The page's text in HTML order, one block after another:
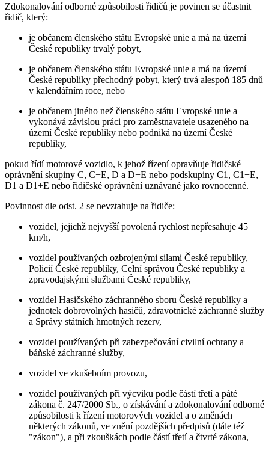
Zdokonalování odborné způsobilosti řidičů je povinen se účastnit
řidič, který:
je občanem členského státu Evropské unie a má na území
České republiky trvalý pobyt,
je občanem členského státu Evropské unie a má na území
České republiky přechodný pobyt, který trvá alespoň 185 dnů
v kalendářním roce, nebo
je občanem jiného než členského státu Evropské unie a
vykonává závislou práci pro zaměstnavatele usazeného na
území České republiky nebo podniká na území České
republiky,
pokud řídí motorové vozidlo, k jehož řízení opravňuje řidičské
oprávnění skupiny C, C+E, D a D+E nebo podskupiny C1, C1+E,
D1 a D1+E nebo řidičské oprávnění uznávané jako rovnocenné.
Povinnost dle odst. 2 se nevztahuje na řidiče:
vozidel, jejichž nejvyšší povolená rychlost nepřesahuje 45
km/h,
vozidel používaných ozbrojenými silami České republiky,
Policií České republiky, Celní správou České republiky a
zpravodajskými službami České republiky,
vozidel Hasičského záchranného sboru České republiky a
jednotek dobrovolných hasičů, zdravotnické záchranné služby
a Správy státních hmotných rezerv,
vozidel používaných při zabezpečování civilní ochrany a
báňské záchranné služby,
vozidel ve zkušebním provozu,
vozidel používaných při výcviku podle částí třetí a páté
zákona č. 247/2000 Sb., o získávání a zdokonalování odborné
způsobilosti k řízení motorových vozidel a o změnách
některých zákonů, ve znění pozdějších předpisů (dále též
"zákon"), a při zkouškách podle částí třetí a čtvrté zákona,